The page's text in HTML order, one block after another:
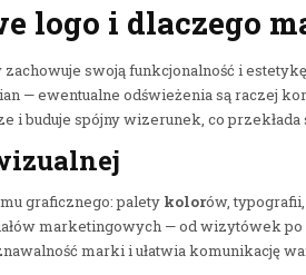
logo i dlaczego
swoją funkcjonalność i
— ewentualne odświeżenia są raczej
i buduje spójny wizerunek, co przekłada
graficznego: palety kolorów,
marketingowych — od wizytówek
marki i ułatwia komunikację